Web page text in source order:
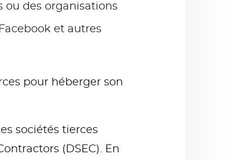
ou des organisations
et autres
pour héberger son
sociétés tierces
(DSEC). En